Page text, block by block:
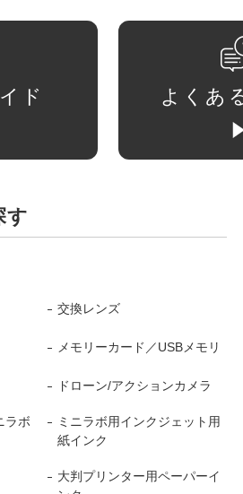
ド よくあ
す
交換レンズ
メモリーカード／USBメモリ
ドローン/アクションカメラ
ラボ
ミニラボ用インクジェット用
紙インク
大判プリンター用ペーパーイ